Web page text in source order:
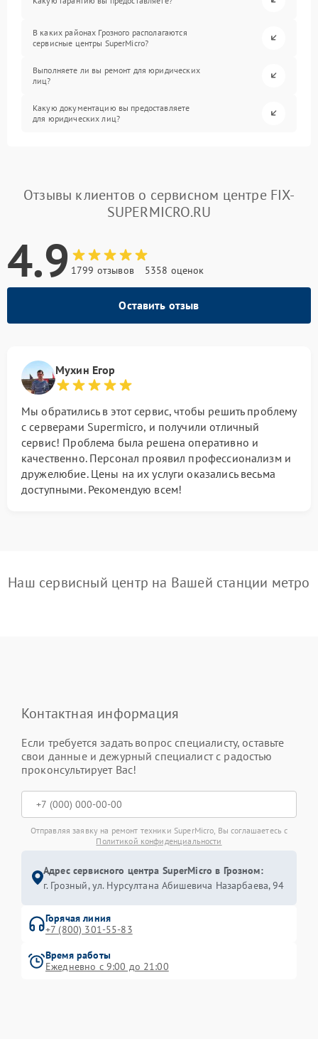
В каких районах Грозного располагаются
сервисные центры SuperMicro?
Выполняете ли вы ремонт для юридических
лиц?
Какую документацию вы предоставляете
для юридических лиц?
Отзывы клиентов о сервисном центре FIX-
SUPERMICRO.RU
4.9 1799 отзывов 5358 оценок
Оставить отзыв
Мухин Егор
Мы обратились в этот сервис, чтобы решить проблему
с серверами Supermicro, и получили отличный
сервис! Проблема была решена оперативно и
качественно. Персонал проявил профессионализм и
дружелюбие. Цены на их услуги оказались весьма
доступными. Рекомендую всем!
Наш сервисный центр на Вашей станции метро
Контактная информация
Если требуется задать вопрос специалисту, оставьте
свои данные и дежурный специалист с радостью
проконсультирует Вас!
Отправляя заявку на ремонт техники SuperMicro, Вы соглашаетесь с
Политикой конфиденциальности
Адрес сервисного центра SuperMicro в Грозном:
г. Грозный, ул. Нурсултана Абишевича Назарбаева, 94
Горячая линия
+7 (800) 301-55-83
Время работы
Ежедневно с 9:00 до 21:00